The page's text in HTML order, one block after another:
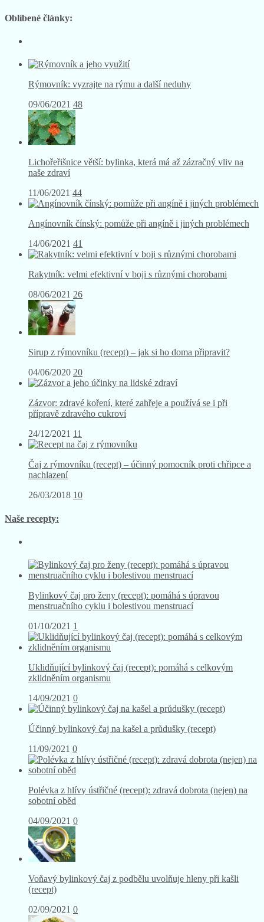
Oblíbené články:
Rýmovník: vyzrajte na rýmu a další neduhy
09/06/2021 48
Lichořeřišnice větší: bylinka, která má až zázračný vliv na
naše zdraví
11/06/2021 44
Angínovník čínský: pomůže při angíně i jiných problémech
14/06/2021 41
Rakytník: velmi efektivní v boji s různými chorobami
08/06/2021 26
Sirup z rýmovníku (recept) – jak si ho doma připravit?
04/06/2020 20
Zázvor: zdravé koření, které zahřeje a používá se i při
přípravě zdravého cukroví
24/12/2021 11
Čaj z rýmovníku (recept) – účinný pomocník proti chřipce a
nachlazení
26/03/2018 10
Naše recepty:
Bylinkový čaj pro ženy (recept): pomáhá s úpravou
menstruačního cyklu i bolestivou menstruací
01/10/2021 1
Uklidňující bylinkový čaj (recept): pomáhá s celkovým
zklidněním organismu
14/09/2021 0
Účinný bylinkový čaj na kašel a průdušky (recept)
11/09/2021 0
Polévka z hlívy ústřičné (recept): zdravá dobrota (nejen) na
sobotní oběd
04/09/2021 0
Voňavý bylinkový čaj z podbělu uvolňuje hleny při kašli
(recept)
02/09/2021 0